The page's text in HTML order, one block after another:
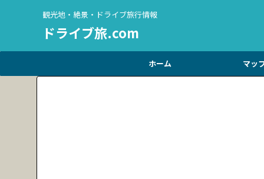
観光地・絶景・ドライブ旅行情報
ドライブ旅.com
ホーム マッ